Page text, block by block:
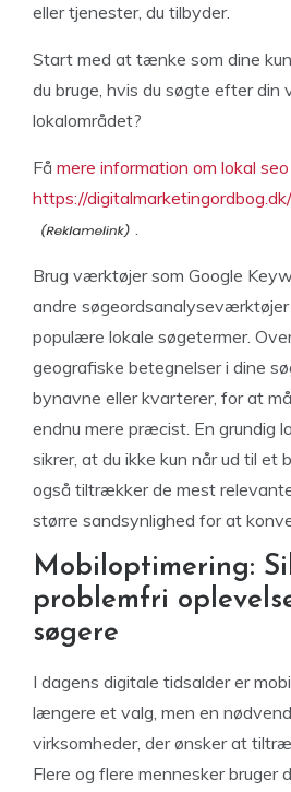
eller tjenester, du tilbyder.
Start med at tænke som dine
du bruge, hvis du søgte efter din
lokalområdet?
Få mere information om lokal
https://
.
Brug værktøjer som Google
andre
populære lokale søgetermer.
geografiske betegnelser i dine
bynavne eller kvarterer, for at
endnu mere præcist. En grundig
sikrer, at du ikke kun når ud til et
også tiltrækker de mest
større sandsynlighed for at
Mobiloptimering:
problemfri
søgere
I dagens digitale tidsalder er
længere et valg, men en
virksomheder, der ønsker at
Flere og flere mennesker bruger